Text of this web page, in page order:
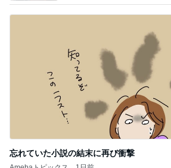
忘れていた小説の結末に再び衝撃